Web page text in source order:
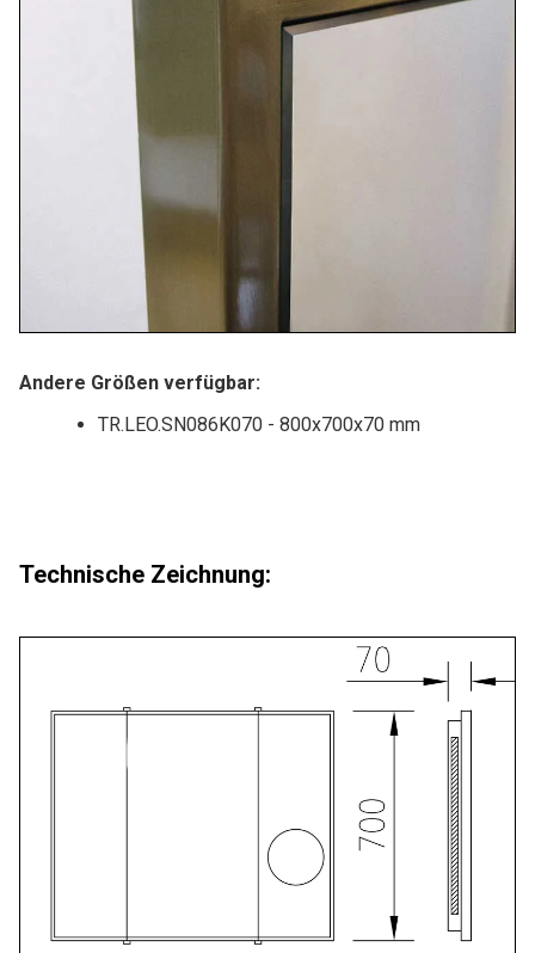
Andere Größen verfügbar:
TR.LEO.SN086K070 - 800x700x70 mm
Technische Zeichnung: